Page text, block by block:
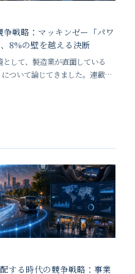
争戦略：マッキンゼー「パワ
8%の壁を越える決断
して、製造業が直面している
ついて論じてきました。連載の
シフトがなぜ「選択肢の一つ」
かを、経営の究極の指標である
ット）」の
する時代の競争戦略：事業